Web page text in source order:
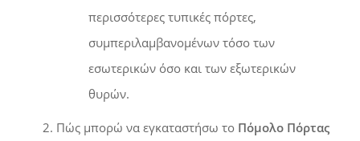
περισσότερες τυπικές πόρτες,
συμπεριλαμβανομένων τόσο των
εσωτερικών όσο και των εξωτερικών
θυρών.
Πώς μπορώ να εγκαταστήσω το Πόμολο Πόρτας